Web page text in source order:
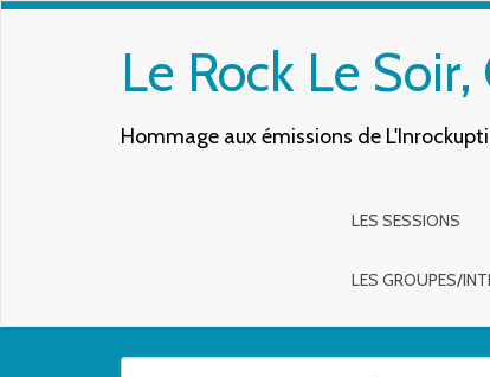
Le Rock Le
Hommage aux émissions de
LES SESSIONS
LES GROUPES/